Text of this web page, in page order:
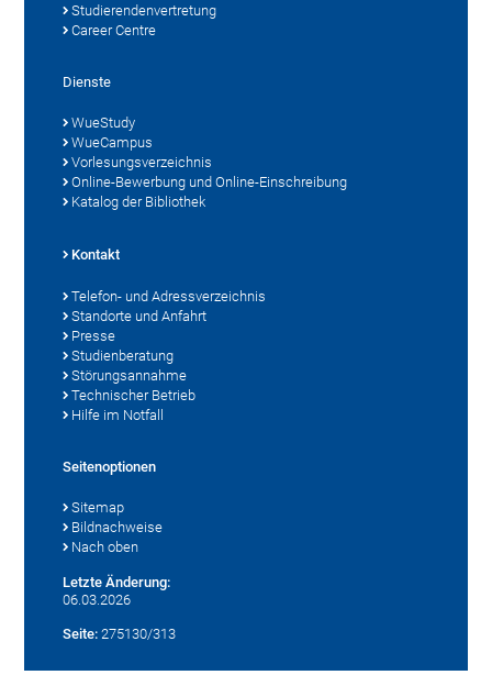
Studierendenvertretung
Career Centre
Dienste
WueStudy
WueCampus
Vorlesungsverzeichnis
Online-Bewerbung und Online-Einschreibung
Katalog der Bibliothek
Kontakt
Telefon- und Adressverzeichnis
Standorte und Anfahrt
Presse
Studienberatung
Störungsannahme
Technischer Betrieb
Hilfe im Notfall
Seitenoptionen
Sitemap
Bildnachweise
Nach oben
Letzte Änderung:
06.03.2026
Seite: 275130/313